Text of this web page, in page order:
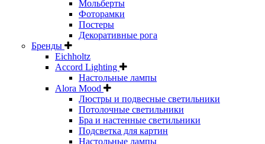
Мольберты
Фоторамки
Постеры
Декоративные рога
Бренды
Eichholtz
Accord Lighting
Настольные лампы
Alora Mood
Люстры и подвесные светильники
Потолочные светильники
Бра и настенные светильники
Подсветка для картин
Настольные лампы